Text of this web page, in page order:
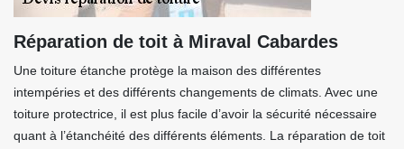
Réparation de toit à Miraval Cabardes
Une toiture étanche protège la maison des différentes
intempéries et des différents changements de climats. Avec une
toiture protectrice, il est plus facile d’avoir la sécurité nécessaire
quant à l’étanchéité des différents éléments. La réparation de toit